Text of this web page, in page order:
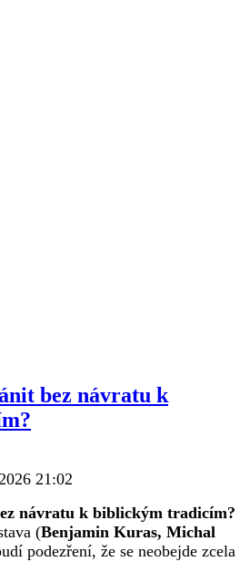
bez návratu k
21:02
návratu k biblickým tradicím?
(Benjamin Kuras, Michal
podezření, že se neobejde zcela